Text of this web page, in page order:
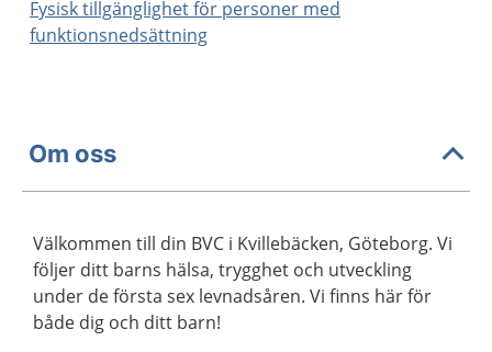
Fysisk tillgänglighet för personer med
funktionsnedsättning
Om oss
Välkommen till din BVC i Kvillebäcken, Göteborg. Vi
följer ditt barns hälsa, trygghet och utveckling
under de första sex levnadsåren. Vi finns här för
både dig och ditt barn!